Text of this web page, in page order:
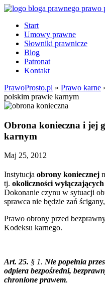
Start
Umowy prawne
Słowniki prawnicze
Blog
Patronat
Kontakt
PrawoProsto.pl » Prawo karne
polskim prawie karnym
Obrona konieczna i jej
karnym
Maj 25, 2012
Instytucja obrony koniecznej
tj. okoliczności
Dokonanie czynu w sytuacji
sprawca nie będzie zań
Prawo obrony przed
Kodeksu karnego.
Art. 25. § 1. Nie popełnia
odpiera bezpośredni,
chronione prawem.